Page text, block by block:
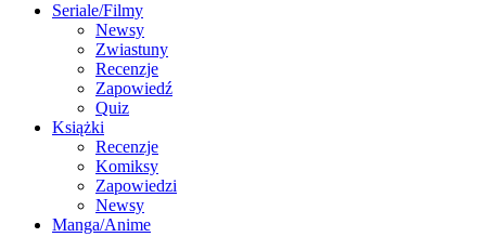
Seriale/Filmy
Newsy
Zwiastuny
Recenzje
Zapowiedź
Quiz
Książki
Recenzje
Komiksy
Zapowiedzi
Newsy
Manga/Anime